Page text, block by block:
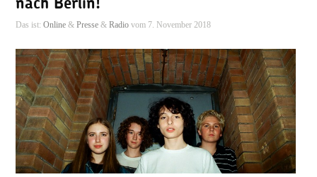
nach Berlin!
Das ist: Online& Presse& Radiovom 7. November 2018